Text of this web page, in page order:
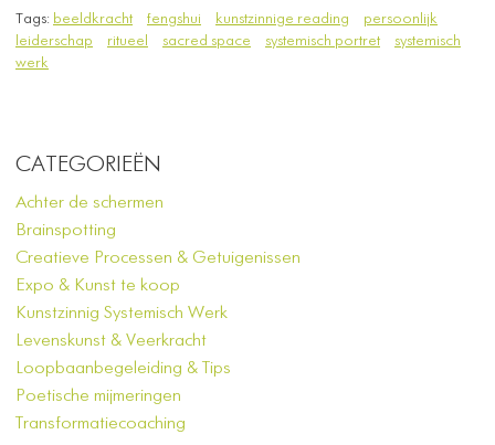
Tags: beeldkracht fengshui kunstzinnige reading
persoonlijk
leiderschap
ritueel sacred space systemisch portret
systemisch
werk
CATEGORIEËN
Achter de schermen
Brainspotting
Creatieve Processen & Getuigenissen
Expo & Kunst te koop
Kunstzinnig Systemisch Werk
Levenskunst & Veerkracht
Loopbaanbegeleiding & Tips
Poetische mijmeringen
Transformatiecoaching